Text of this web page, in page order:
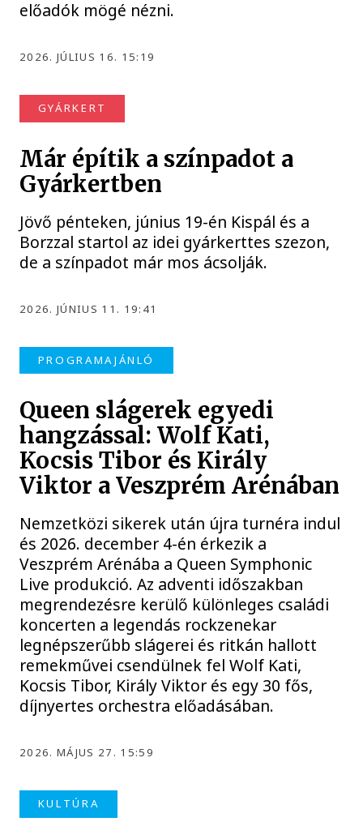
előadók mögé nézni.
2026. JÚLIUS 16. 15:19
GYÁRKERT
Már építik a színpadot a
Gyárkertben
Jövő pénteken, június 19-én Kispál és a
Borzzal startol az idei gyárkerttes szezon,
de a színpadot már mos ácsolják.
2026. JÚNIUS 11. 19:41
PROGRAMAJÁNLÓ
Queen slágerek egyedi
hangzással: Wolf Kati,
Kocsis Tibor és Király
Viktor a Veszprém Arénában
Nemzetközi sikerek után újra turnéra indul
és 2026. december 4-én érkezik a
Veszprém Arénába a Queen Symphonic
Live produkció. Az adventi időszakban
megrendezésre kerülő különleges családi
koncerten a legendás rockzenekar
legnépszerűbb slágerei és ritkán hallott
remekművei csendülnek fel Wolf Kati,
Kocsis Tibor, Király Viktor és egy 30 fős,
díjnyertes orchestra előadásában.
2026. MÁJUS 27. 15:59
KULTÚRA